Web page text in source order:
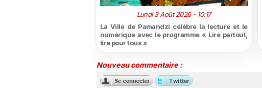
Lundi 3 Août 2026 - 10:17
La Ville de Pamandzi célèbre la lecture et le
numérique avec le programme « Lire partout,
lire pour tous »
Nouveau commentaire :